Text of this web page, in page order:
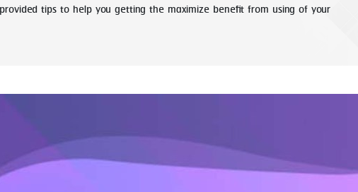
tips to help you getting the maximize benefit from using of your